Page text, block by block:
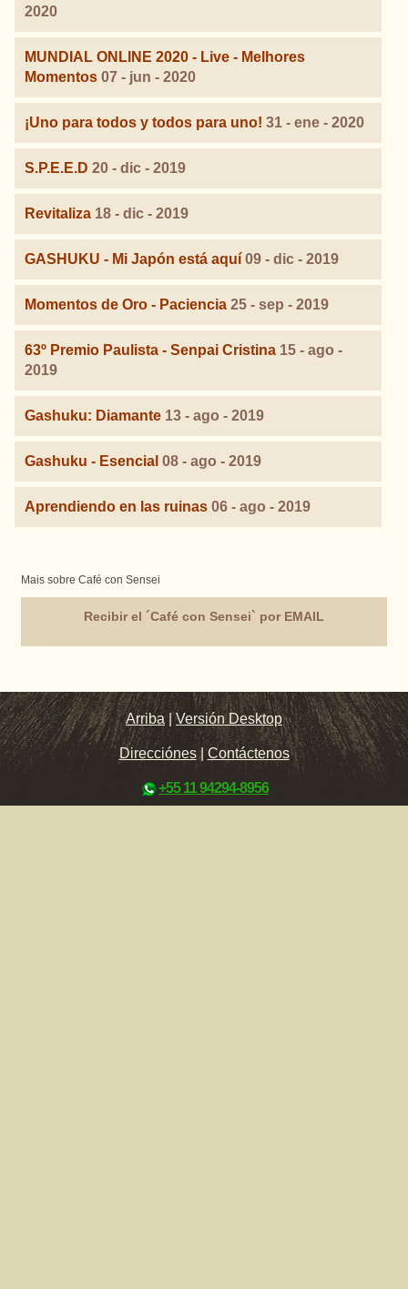
2020
MUNDIAL ONLINE 2020 - Live - Melhores
Momentos 07 - jun - 2020
¡Uno para todos y todos para uno! 31 - ene - 2020
S.P.E.E.D 20 - dic - 2019
Revitaliza 18 - dic - 2019
GASHUKU - Mi Japón está aquí 09 - dic - 2019
Momentos de Oro - Paciencia 25 - sep - 2019
63º Premio Paulista - Senpai Cristina 15 - ago -
2019
Gashuku: Diamante 13 - ago - 2019
Gashuku - Esencial 08 - ago - 2019
Aprendiendo en las ruinas 06 - ago - 2019
Mais sobre Café con Sensei
Recibir el ´Café con Sensei` por EMAIL
Arriba |Versión Desktop
Direcciónes| Contáctenos
+55 11 94294-8956